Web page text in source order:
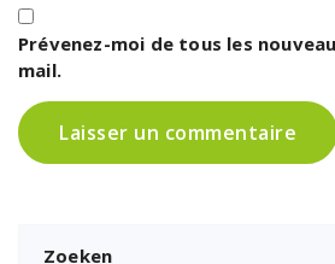
Prévenez-moi de tous les
mail.
Zoeken